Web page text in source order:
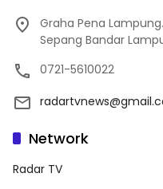
Graha Pena
Sepang Bandar
0721-5610022
Network
Radar TV